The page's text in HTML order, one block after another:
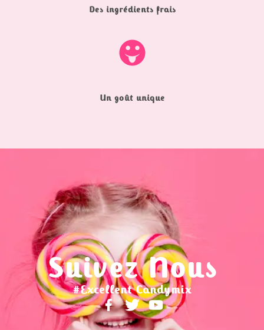
Des ingrédients frais
Un goût unique
Suivez Nous
#Excellent Candymix